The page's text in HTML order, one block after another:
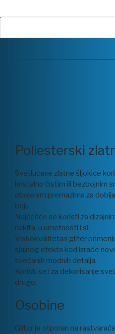
Poliesterski
Svetlucave zlatne šljokice
kristalno čistim ili bezbojnim
obojenim premazima za
boji.
Najčešće se koristi za
nakita, u umetnosti i sl.
Viskokvalitetan gliter
sjajnog efekta kod izrade
svečanih modnih detalja.
Koristi se i za dekorisanje
drugo.
Osobine
Gliter je otporan na